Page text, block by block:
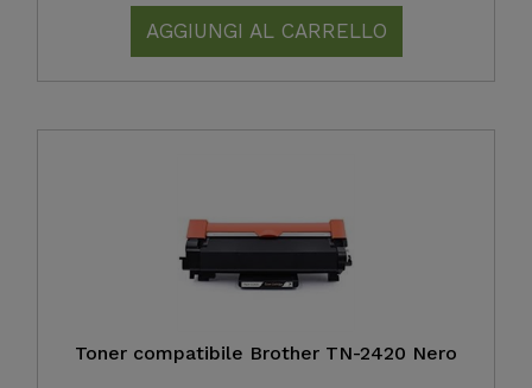
AGGIUNGI AL CARRELLO
Toner compatibile Brother TN-2420 Nero